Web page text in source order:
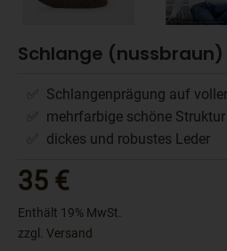
Schlange (nussbraun)
✅ Schlangenprägung auf
✅ mehrfarbige schöne Struktur
✅ dickes und robustes Leder
35 €
Enthält 19% MwSt.
zzgl. Versand